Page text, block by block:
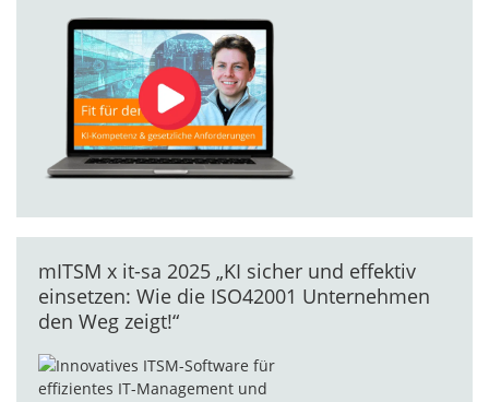
mITSM x it-sa 2025 „KI sicher und effektiv
einsetzen: Wie die ISO42001 Unternehmen
den Weg zeigt!“